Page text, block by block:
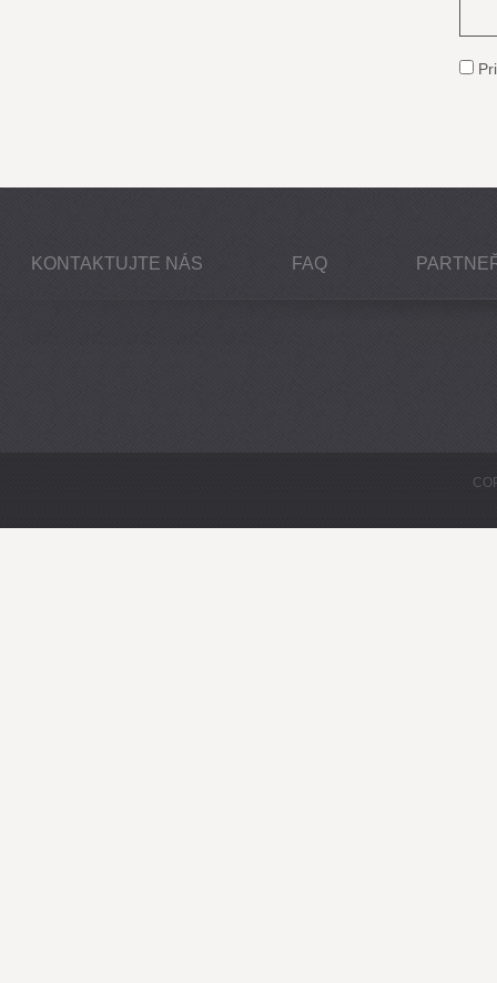
KONTAKTUJTE NÁS FAQ